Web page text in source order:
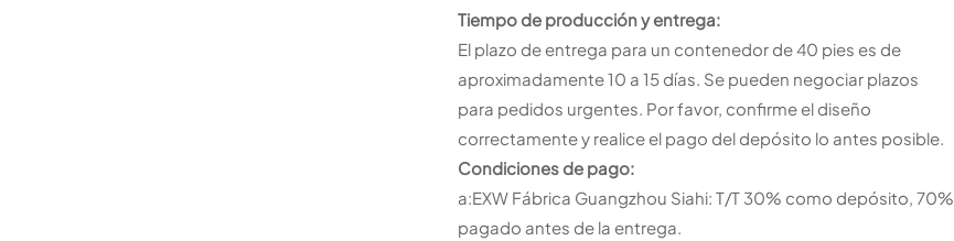
Tiempo de producción y entrega:
El plazo de entrega para un contenedor de 40 pies es de
aproximadamente 10 a 15 días. Se pueden negociar plazos
para pedidos urgentes. Por favor, confirme el diseño
correctamente y realice el pago del depósito lo antes posible.
Condiciones de pago:
a:EXW Fábrica Guangzhou Siahi: T/T 30% como depósito, 70%
pagado antes de la entrega.